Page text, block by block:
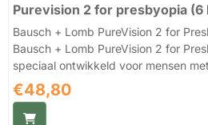
PureVision 2 for Astigmatism
High Definition Optics, een innov...
Purevision 2 for presbyopia (6
Bausch + Lomb PureVision 2 for
Bausch + Lomb PureVision 2 for
speciaal ontwikkeld voor mensen
ouderdomsverziendheid genoemd.
multifocale ontwerp geniet u van
middellange én lange afstanden,
Prijs: 48,80
€48,80